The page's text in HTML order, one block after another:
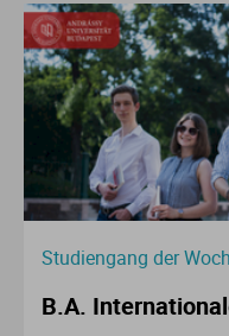
Studiengang der
B.A.